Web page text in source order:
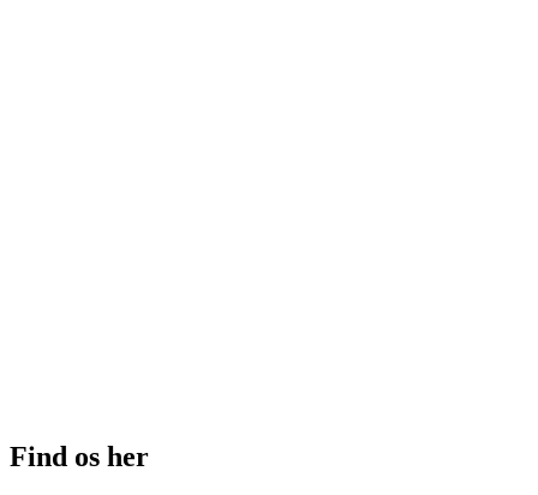
Find os her